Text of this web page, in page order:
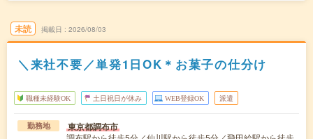
未読 掲載日 2026/08/03
＼来社不要／単発1日OK＊お菓子の仕分け
職種未経験OK 土日祝日が休み WEB登録OK 派遣
勤務地 東京都調布市